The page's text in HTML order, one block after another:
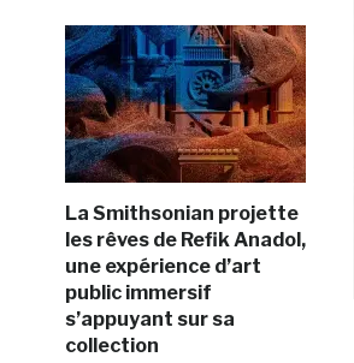
La Smithsonian projette
les rêves de Refik Anadol,
une expérience d’art
public immersif
s’appuyant sur sa
collection